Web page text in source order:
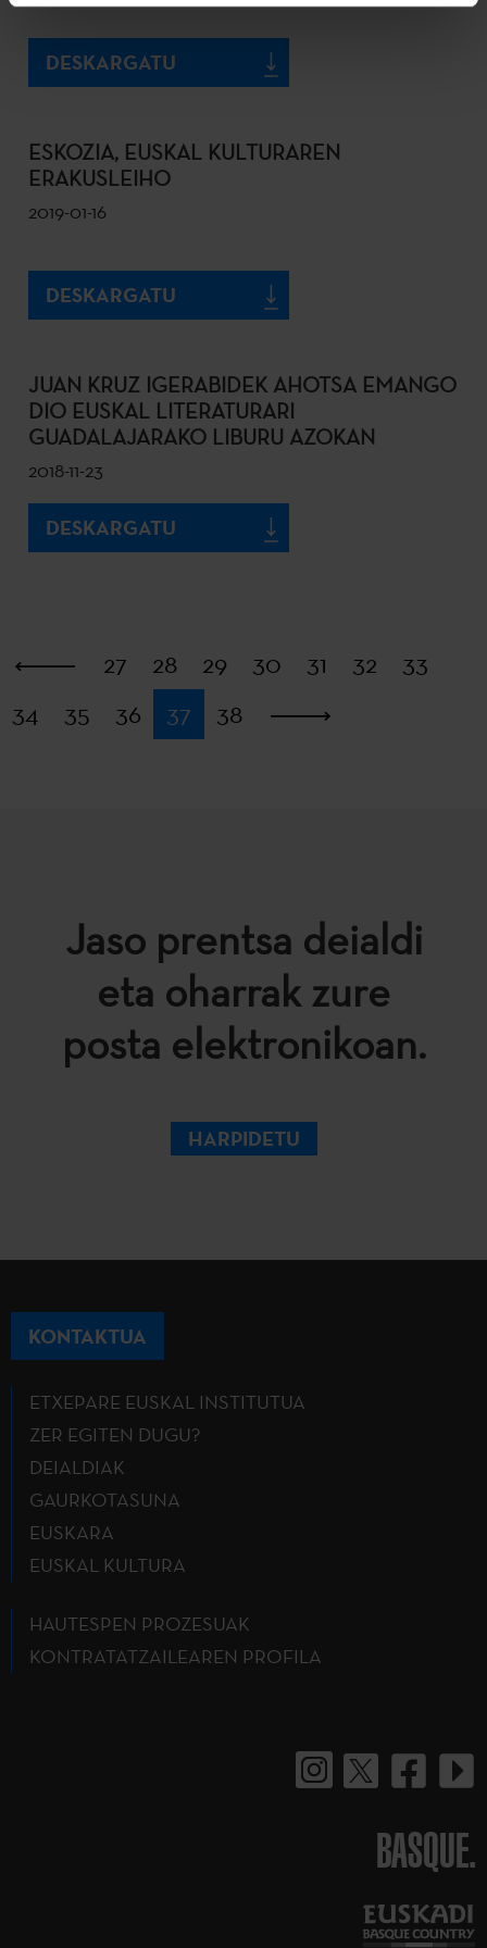
DESKARGATU
ESKOZIA, EUSKAL KULTURAREN
ERAKUSLEIHO
2019-01-16
DESKARGATU
JUAN KRUZ IGERABIDEK AHOTSA EMANGO
DIO EUSKAL LITERATURARI
GUADALAJARAKO LIBURU AZOKAN
2018-11-23
DESKARGATU
Lehena
27 28 29 30 31 32
33
34
35 36 37 38
Jaso prentsa deialdi
eta oharrak zure
posta elektronikoan.
HARPIDETU
KONTAKTUA
ETXEPARE EUSKAL INSTITUTUA
ZER EGITEN DUGU?
DEIALDIAK
GAURKOTASUNA
EUSKARA
EUSKAL KULTURA
HAUTESPEN PROZESUAK
KONTRATATZAILEAREN PROFILA
BASQUE.